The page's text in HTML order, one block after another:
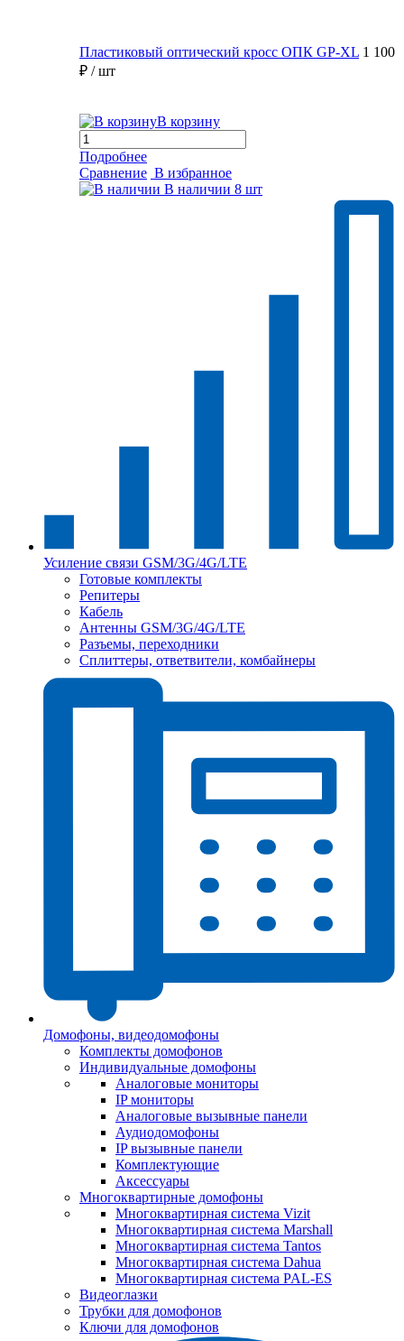
Пластиковый оптический кросс ОПК GP-XL 1 100
₽ / шт
В корзину
Подробнее
Сравнение В избранное
В наличии 8 шт
Усиление связи GSM/3G/4G/LTE
Готовые комплекты
Репитеры
Кабель
Антенны GSM/3G/4G/LTE
Разъемы, переходники
Сплиттеры, ответвители, комбайнеры
Домофоны, видеодомофоны
Комплекты домофонов
Индивидуальные домофоны
Аналоговые мониторы
IP мониторы
Аналоговые вызывные панели
Аудиодомофоны
IP вызывные панели
Комплектующие
Аксессуары
Многоквартирные домофоны
Многоквартирная система Vizit
Многоквартирная система Marshall
Многоквартирная система Tantos
Многоквартирная система Dahua
Многоквартирная система PAL-ES
Видеоглазки
Трубки для домофонов
Ключи для домофонов